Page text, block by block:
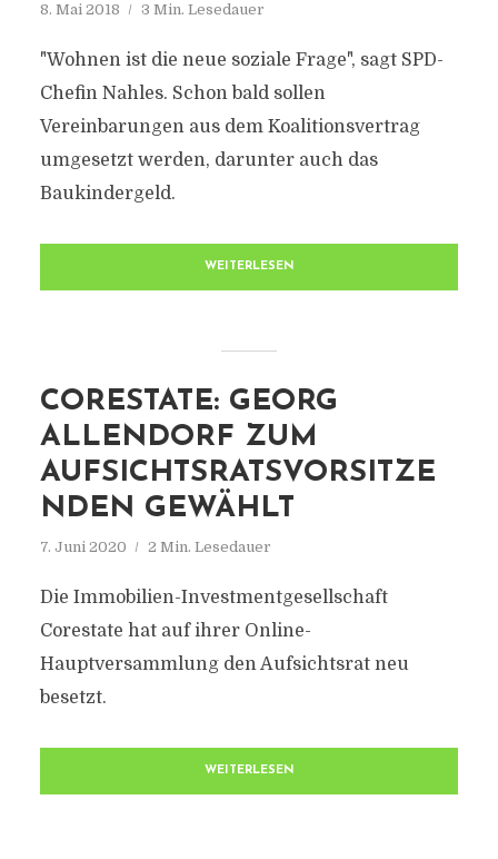
8. Mai 2018 3 Min. Lesedauer
"Wohnen ist die neue soziale Frage", sagt SPD-
Chefin Nahles. Schon bald sollen
Vereinbarungen aus dem Koalitionsvertrag
umgesetzt werden, darunter auch das
Baukindergeld.
WEITERLESEN
CORESTATE: GEORG
ALLENDORF ZUM
AUFSICHTSRATSVORSITZE
NDEN GEWÄHLT
7. Juni 2020 2 Min. Lesedauer
Die Immobilien-Investmentgesellschaft
Corestate hat auf ihrer Online-
Hauptversammlung den Aufsichtsrat neu
besetzt.
WEITERLESEN